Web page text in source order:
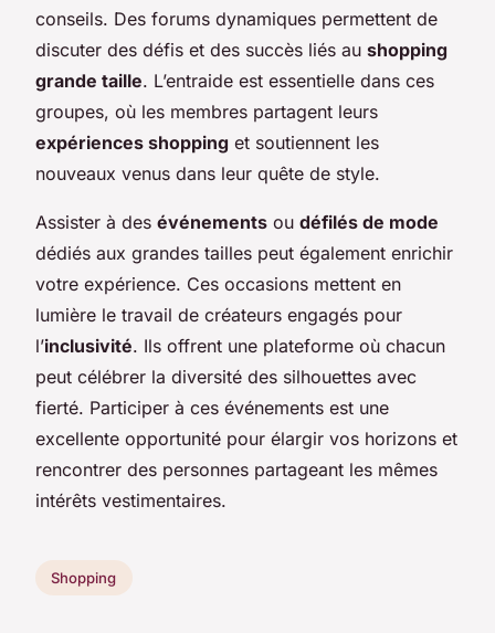
conseils. Des forums dynamiques permettent de
discuter des défis et des succès liés au shopping
grande taille. L’entraide est essentielle dans ces
groupes, où les membres partagent leurs
expériences shopping et soutiennent les
nouveaux venus dans leur quête de style.
Assister à des événements ou défilés de mode
dédiés aux grandes tailles peut également enrichir
votre expérience. Ces occasions mettent en
lumière le travail de créateurs engagés pour
l’inclusivité. Ils offrent une plateforme où chacun
peut célébrer la diversité des silhouettes avec
fierté. Participer à ces événements est une
excellente opportunité pour élargir vos horizons et
rencontrer des personnes partageant les mêmes
intérêts vestimentaires.
Shopping